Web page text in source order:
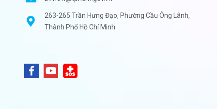
263-265 Trần Hưng Đạo, Phường Cầu Ông Lãnh,
Thành Phố Hồ Chí Minh